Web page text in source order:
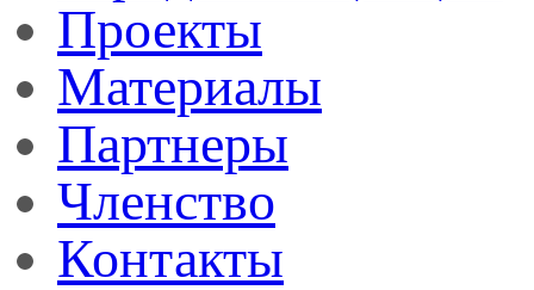
Проекты
Материалы
Партнеры
Членство
Контакты